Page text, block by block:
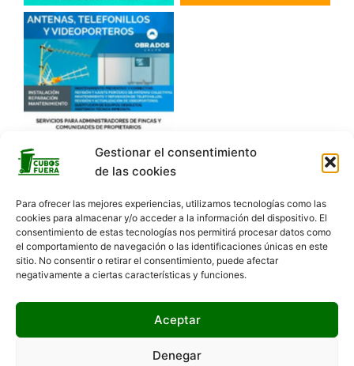
Gestionar el consentimiento
de las cookies
Para ofrecer las mejores experiencias, utilizamos tecnologías como las
cookies para almacenar y/o acceder a la información del dispositivo. El
consentimiento de estas tecnologías nos permitirá procesar datos como
el comportamiento de navegación o las identificaciones únicas en este
sitio. No consentir o retirar el consentimiento, puede afectar
negativamente a ciertas características y funciones.
Aceptar
Denegar
Hola 👋, bienvenido a
¿Podemos ayudarte?